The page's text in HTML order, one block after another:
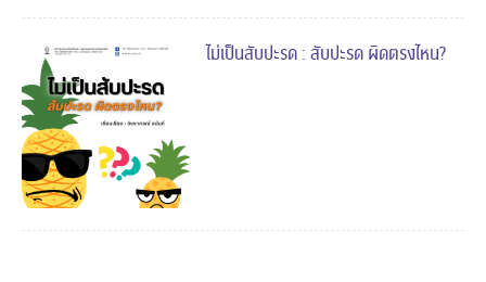
ไม่เป็นสับปะรด : สับปะรด ผิดตรงไหน?